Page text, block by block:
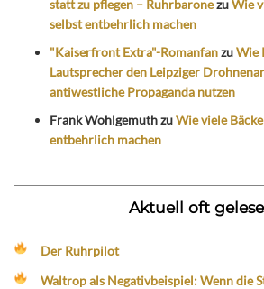
statt zu pflegen – RuhrbaronezuWie
selbst entbehrlich machen
"Kaiserfront Extra"-RomanfanzuWie
Lautsprecher den Leipziger
antiwestliche Propaganda nutzen
Frank WohlgemuthzuWie viele
entbehrlich machen
Aktuell oft
Der Ruhrpilot
Waltrop als Negativbeispiel: Wenn die